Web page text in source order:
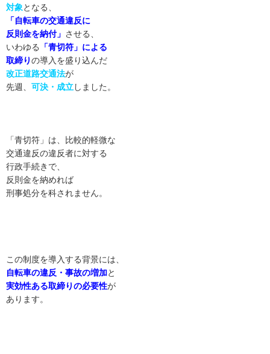
対象となる、
「自転車の交通違反に
反則金を納付」 させる、
いわゆる
「青切符」による
取締り の導入を盛り込んだ
改正道路交通法が
先週、 可決・成立 しました。
「青切符」は、比較的軽微な
交通違反の違反者に対する
行政手続きで、
反則金を納めれば
刑事処分を科されません。
この制度を導入する背景には、
自転車の違反・事故の増加 と
実効性ある取締りの必要性が
あります。